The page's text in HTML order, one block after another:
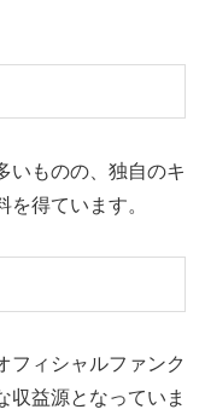
いものの、独自のキ
得ています。
フィシャルファンク
収益源となっていま